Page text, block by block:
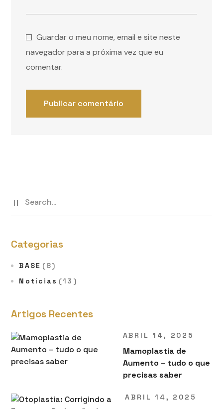
Guardar o meu nome, email e site neste
navegador para a próxima vez que eu
comentar.
Categorias
BASE (8)
Notícias (13)
Artigos Recentes
ABRIL 14, 2025
Mamoplastia de
Aumento – tudo o que
precisas saber
ABRIL 14, 2025